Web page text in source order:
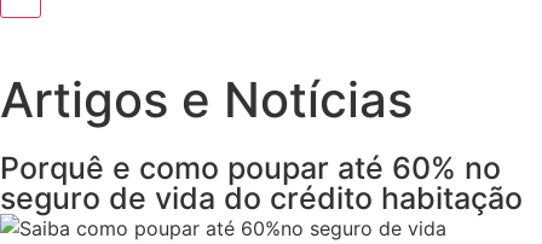
Artigos e Notícias
Porquê e como poupar até 60% no
seguro de vida do crédito habitação